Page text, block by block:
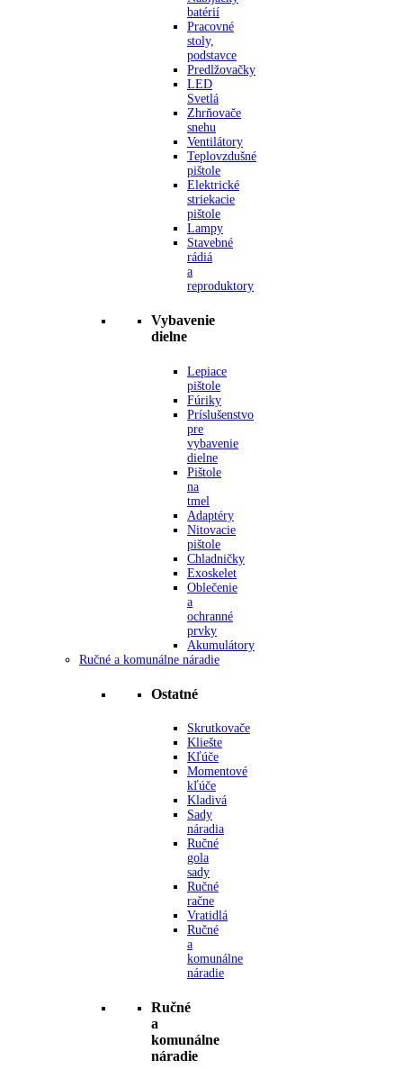
batérií
Pracovné
stoly,
podstavce
Predlžovačky
LED
Svetlá
Zhrňovače
snehu
Ventilátory
Teplovzdušné
pištole
Elektrické
striekacie
pištole
Lampy
Stavebné
rádiá
a
reproduktory
Vybavenie
dielne
Lepiace
pištole
Fúriky
Príslušenstvo
pre
vybavenie
dielne
Pištole
na
tmel
Adaptéry
Nitovacie
pištole
Chladničky
Exoskelet
Oblečenie
a
ochranné
prvky
Akumulátory
Ručné a komunálne náradie
Ostatné
Skrutkovače
Kliešte
Kľúče
Momentové
kľúče
Kladivá
Sady
náradia
Ručné
gola
sady
Ručné
račne
Vratidlá
Ručné
a
komunálne
náradie
Ručné
a
komunálne
náradie